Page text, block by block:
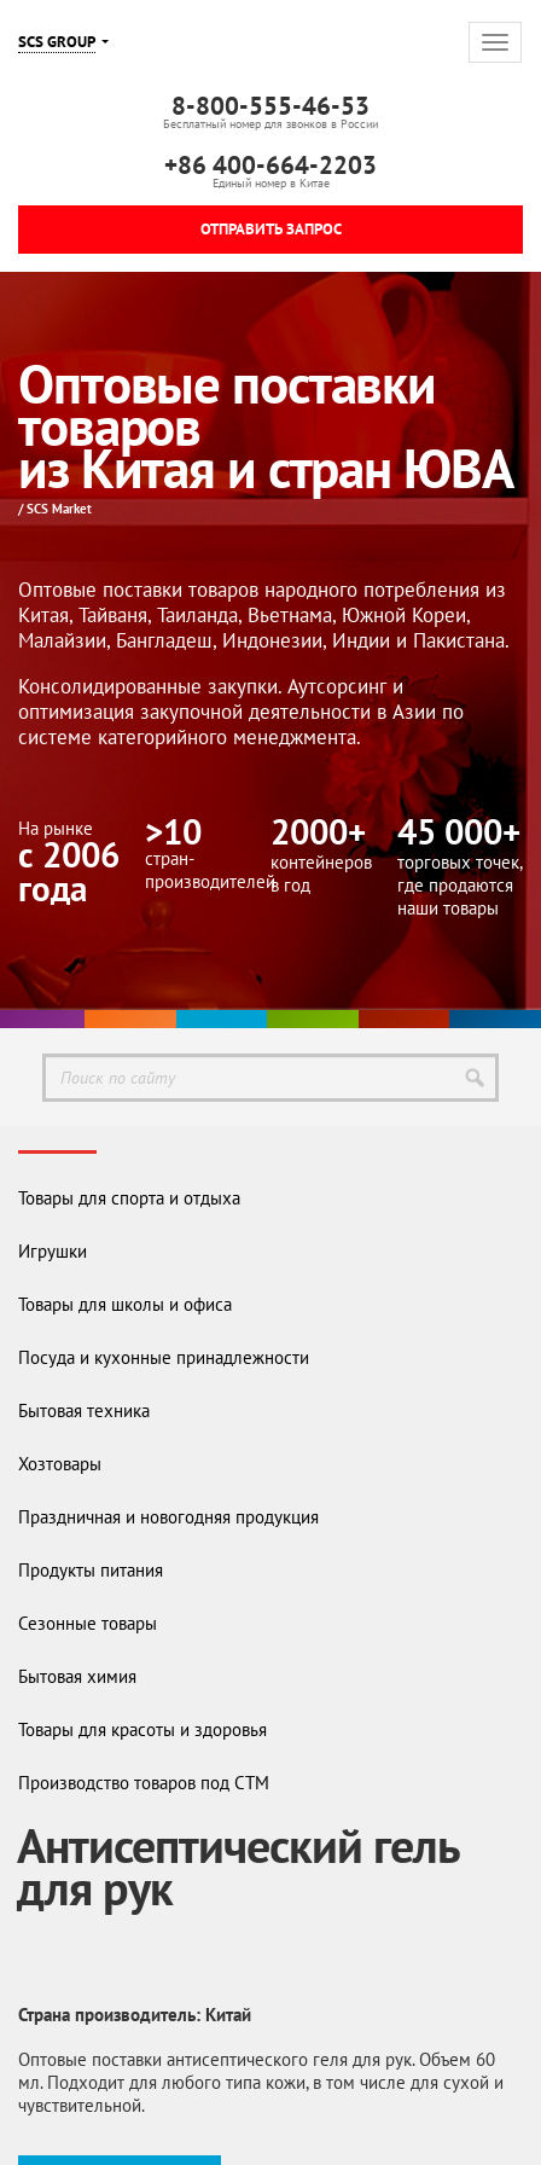
SCS GROUP
8-800-555-46-53
Бесплатный номер для звонков в России
+86 400-664-2203
Единый номер в Китае
ОТПРАВИТЬ ЗАПРОС
Оптовые поставки
товаров
из Китая и стран ЮВА
/ SCS Market
Оптовые поставки товаров народного потребления из
Китая, Тайваня, Таиланда, Вьетнама, Южной Кореи,
Малайзии, Бангладеш, Индонезии, Индии и Пакистана.
Консолидированные закупки. Аутсорсинг и
оптимизация закупочной деятельности в Азии по
системе категорийного менеджмента.
На рынке
с 2006
года
>10
стран-
производителей
2000+
контейнеров
в год
45 000+
торговых точек,
где продаются
наши товары
Товары для спорта и отдыха
Игрушки
Товары для школы и офиса
Посуда и кухонные принадлежности
Бытовая техника
Хозтовары
Праздничная и новогодняя продукция
Продукты питания
Сезонные товары
Бытовая химия
Товары для красоты и здоровья
Производство товаров под СТМ
Антисептический гель
для рук
Страна производитель: Китай
Оптовые поставки антисептического геля для рук. Объем 60
мл. Подходит для любого типа кожи, в том числе для сухой и
чувствительной.